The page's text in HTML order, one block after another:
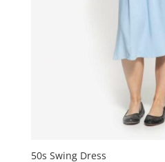
50s Swing Dress